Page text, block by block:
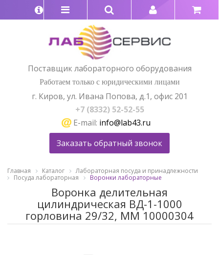
Поставщик лабораторного оборудования
Работаем только с юридическими лицами
г. Киров, ул. Ивана Попова, д.1, офис 201
+7 (8332) 52-52-55
E-mail: info@lab43.ru
Заказать обратный звонок
Главная Каталог
Лабораторная посуда и принадлежности
Посуда лабораторная
Воронки лабораторные
Воронка делительная
цилиндрическая ВД-1-1000
горловина 29/32, ММ 10000304